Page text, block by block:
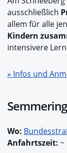
ausschließlich
allem für alle
Kindern
intensivere
» Infos und
Semmering
Wo:
Anfahrtszeit: ~